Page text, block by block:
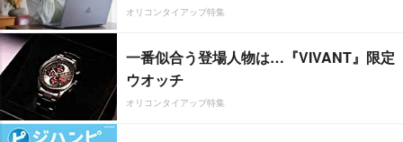
オリコンタイアップ特集
一番似合う登場人物は…『VIVANT』限定
ウオッチ
オリコンタイアップ特集